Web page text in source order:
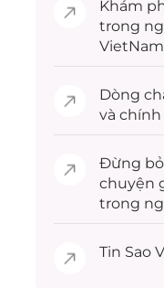
Khám
trong
Dòng
và
Đừng bỏ
chuyện
trong
Tin Sao